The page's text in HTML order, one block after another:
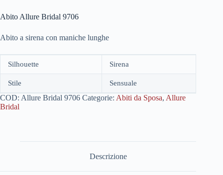
Abito Allure Bridal 9706
Abito a sirena con maniche lunghe
Silhouette Sirena
Stile Sensuale
COD: Allure Bridal 9706 Categorie: Abiti da Sposa, Allure
Bridal
Descrizione